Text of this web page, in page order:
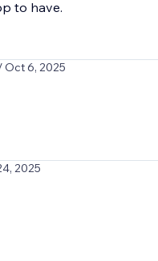
to have.
Oct 6, 2025
2025